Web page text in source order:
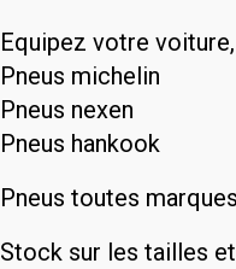
Equipez votre
Pneus michelin
Pneus nexen
Pneus hankook
Pneus toutes
Stock sur les tailles